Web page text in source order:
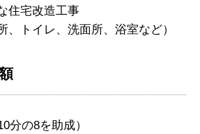
住宅改造工事
、トイレ、洗面所、浴室など）
分の8を助成）